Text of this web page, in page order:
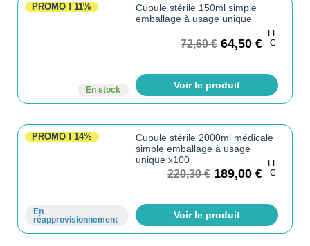
PROMO ! 11%
En stock
Cupule stérile 150ml simple
emballage à usage unique
72,60€ 64,50 €
TT
C
Voir le produit
PROMO ! 14%
En
réapprovisionnement
Cupule stérile 2000ml médicale
simple emballage à usage
unique x100
220,30€ 189,00 €
TT
C
Voir le produit